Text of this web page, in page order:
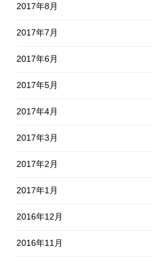
2017年8月
2017年7月
2017年6月
2017年5月
2017年4月
2017年3月
2017年2月
2017年1月
2016年12月
2016年11月